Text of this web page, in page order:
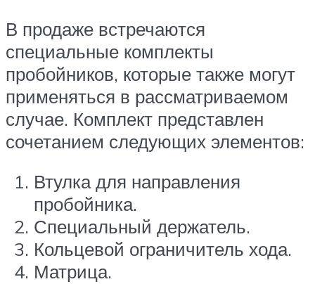
В продаже встречаются
специальные комплекты
пробойников, которые также могут
применяться в рассматриваемом
случае. Комплект представлен
сочетанием следующих элементов:
Втулка для направления
пробойника.
Специальный держатель.
Кольцевой ограничитель хода.
Матрица.